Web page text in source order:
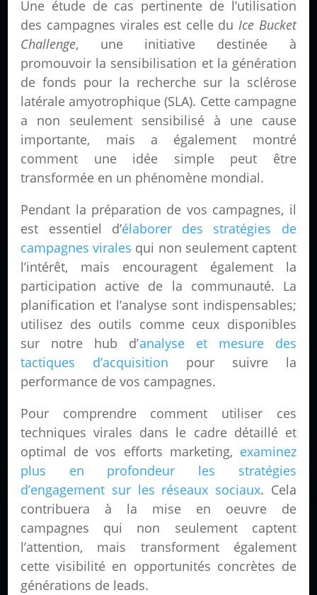
Une étude de cas pertinente de l’utilisation
des campagnes virales est celle du Ice Bucket
Challenge, une initiative destinée à
promouvoir la sensibilisation et la génération
de fonds pour la recherche sur la sclérose
latérale amyotrophique (SLA). Cette campagne
a non seulement sensibilisé à une cause
importante, mais a également montré
comment une idée simple peut être
transformée en un phénomène mondial.
Pendant la préparation de vos campagnes, il
est essentiel d’élaborer des stratégies de
campagnes virales qui non seulement captent
l’intérêt, mais encouragent également la
participation active de la communauté. La
planification et l’analyse sont indispensables;
utilisez des outils comme ceux disponibles
sur notre hub d’analyse et mesure des
tactiques d’acquisition pour suivre la
performance de vos campagnes.
Pour comprendre comment utiliser ces
techniques virales dans le cadre détaillé et
optimal de vos efforts marketing, examinez
plus en profondeur les stratégies
d’engagement sur les réseaux sociaux. Cela
contribuera à la mise en oeuvre de
campagnes qui non seulement captent
l’attention, mais transforment également
cette visibilité en opportunités concrètes de
générations de leads.